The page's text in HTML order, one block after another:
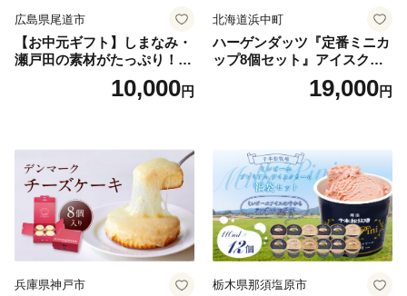
広島県尾道市
【お中元ギフト】しまなみ・
瀬戸田の素材がたっぷり！ジ
10,000円
北海道浜中町
ハーゲンダッツ『定番ミニカ
ップ8個セット』アイスクリ
ーム アイス スイーツ デザー
19,000円
兵庫県神戸市 栃木県那須塩原市